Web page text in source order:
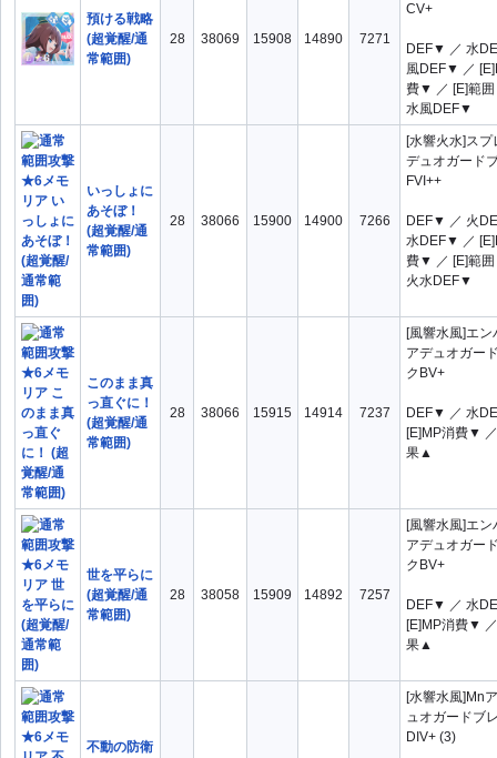
BV++ CIII
DV+
FVI++
メインスキル分類2
検
索：
Sp.ATK▼ Sp.DEF▲
ダメージ▲×1 ダメージ▲×2
同属性OD中効果▲
対象水DEF低時効果▲
預ける戦略
(超覚醒/通
常範囲)
28 38069 15908 14890 7271
CV+
DEF▼ ／ 水
風DEF▼ ／
費▼ ／ [E]範
水風DEF▼
いっしょに
あそぼ！
(超覚醒/通
常範囲)
28 38066 15900 14900 7266
[水響火水]スプ
デュオガード
FVI++
DEF▼ ／ 火
水DEF▼ ／
費▼ ／ [E]範
火水DEF▼
このまま真
っ直ぐに！
(超覚醒/通
常範囲)
28 38066 15915 14914 7237
[風響水風]エン
アデュオガー
クBV+
DEF▼ ／ 水
[E]MP消費▼
果▲
世を平らに
(超覚醒/通
常範囲)
28 38058 15909 14892 7257
[風響水風]エン
アデュオガー
クBV+
DEF▼ ／ 水
[E]MP消費▼
果▲
不動の防衛
[水響水風]Mn
ュオガードブ
DIV+ (3)